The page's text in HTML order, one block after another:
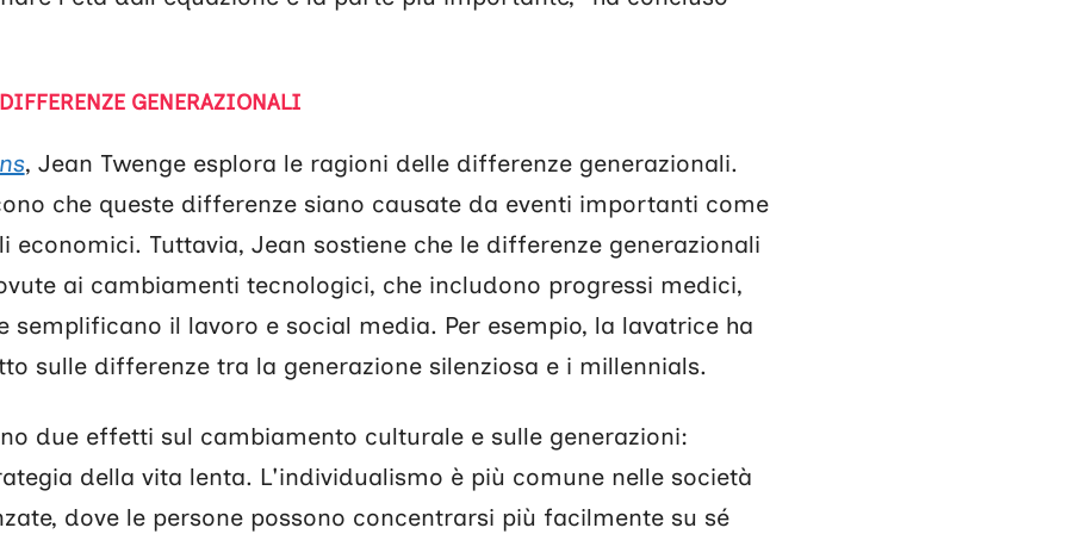
GENERAZIONALI
, Jean Twenge esplora le ragioni delle differenze generazionali.
che queste differenze siano causate da eventi importanti come
economici. Tuttavia, Jean sostiene che le differenze generazionali
ai cambiamenti tecnologici, che includono progressi medici,
semplificano il lavoro e social media. Per esempio, la lavatrice ha
sulle differenze tra la generazione silenziosa e i millennials.
due effetti sul cambiamento culturale e sulle generazioni:
della vita lenta. L'individualismo è più comune nelle società
dove le persone possono concentrarsi più facilmente su sé